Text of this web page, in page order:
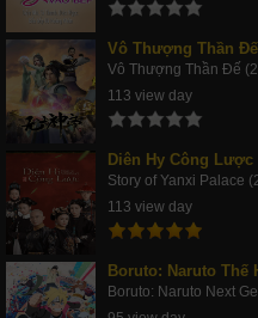
Vô Thượng Thần Đế
Vô Thượng Thần Đế
113 view day
Diên Hy Công Lược
Story of Yanxi Palace
113 view day
Boruto: Naruto Thế
Boruto: Naruto Next